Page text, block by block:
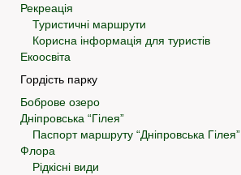
Рекреація
Туристичні маршрути
Корисна інформація для туристів
Екоосвіта
Гордість парку
Боброве озеро
Дніпровська “Гілея”
Паспорт маршруту “Дніпровська Гілея”
Флора
Рідкісні види